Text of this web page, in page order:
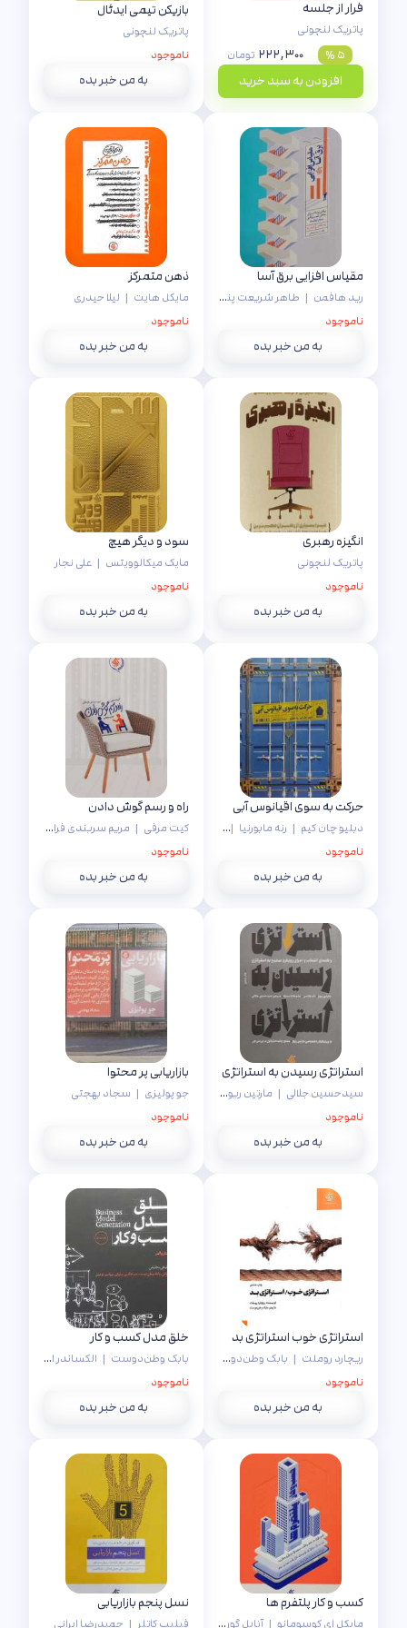
فرار از جلسه
پاتریک لنچونی
۵ %
۲۲۲,۳۰۰ تومان
افزودن به سبد خرید
بازیکن تیمی ایدئال
پاتریک لنچونی
ناموجود
به من خبر بده
مقیاس افزایی برق آسا
رید هافمن | طاهر شریعت پناهی
ناموجود
به من خبر بده
ذهن متمرکز
مایکل هایت | لیلا حیدری
ناموجود
به من خبر بده
انگیزه رهبری
پاتریک لنچونی
ناموجود
به من خبر بده
سود و دیگر هیچ
مایک میکالوویتس | علی نجار
ناموجود
به من خبر بده
حرکت به سوی اقیانوس آبی
دبلیو چان کیم | رنه مابورنیا | سامه نجفی
ناموجود
به من خبر بده
راه و رسم گوش دادن
کیت مرفی | مریم سربندی فراهانی
ناموجود
به من خبر بده
استراتژی رسیدن به استراتژی
سیدحسین جلالی | مارتین ریوز نات هانس | جانمجایا سینها
ناموجود
به من خبر بده
بازاریابی پر محتوا
جو پولیزی | سجاد بهجتی
ناموجود
به من خبر بده
استراتژی خوب استراتژی بد
ریچارد روملت | بابک وطن‌دوست
ناموجود
به من خبر بده
خلق مدل کسب و کار
بابک وطن‌دوست | الکساندر استروالدر
ناموجود
به من خبر بده
کسب و کار پلتفرم ها
مایکل ای کوسومانو | آنابل گور | شهرام خلیل‌نژاد
نسل پنجم بازاریابی
فیلیپ کاتلر | حمیدرضا ایرانی